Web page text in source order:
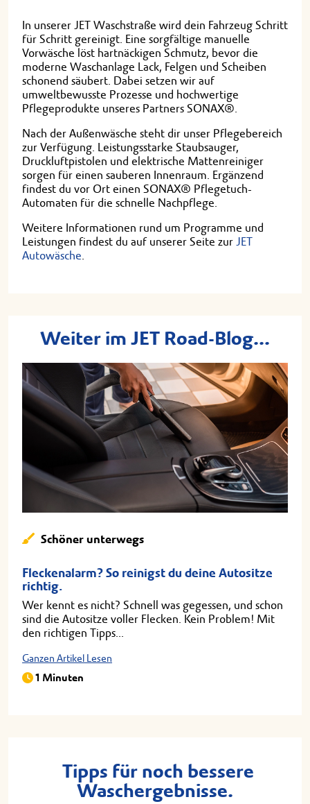
In unserer JET Waschstraße wird dein Fahrzeug Schritt
für Schritt gereinigt. Eine sorgfältige manuelle
Vorwäsche löst hartnäckigen Schmutz, bevor die
moderne Waschanlage Lack, Felgen und Scheiben
schonend säubert. Dabei setzen wir auf
umweltbewusste Prozesse und hochwertige
Pflegeprodukte unseres Partners SONAX®.
Nach der Außenwäsche steht dir unser Pflegebereich
zur Verfügung. Leistungsstarke Staubsauger,
Druckluftpistolen und elektrische Mattenreiniger
sorgen für einen sauberen Innenraum. Ergänzend
findest du vor Ort einen SONAX® Pflegetuch-
Automaten für die schnelle Nachpflege.
Weitere Informationen rund um Programme und
Leistungen findest du auf unserer Seite zur JET
Autowäsche
Weiter im JET Road-Blog...
Schöner unterwegs
Fleckenalarm? So reinigst du deine Autositze
richtig.
Wer kennt es nicht? Schnell was gegessen, und schon
sind die Autositze voller Flecken. Kein Problem! Mit
den richtigen Tipps...
Ganzen Artikel Lesen
1 Minuten
Tipps für noch bessere
Waschergebnisse.